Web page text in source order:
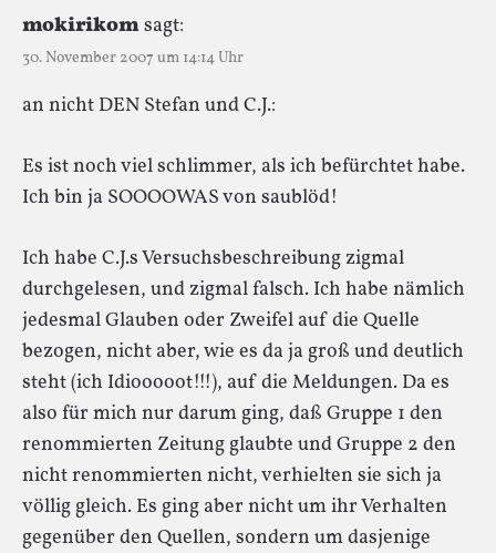
mokirikomsagt:
30. November 2007 um 14:14 Uhr
an nicht DEN Stefan und C.J.:
Es ist noch viel schlimmer, als ich befürchtet habe.
Ich bin ja SOOOOWAS von saublöd!
Ich habe C.J.s Versuchsbeschreibung zigmal
durchgelesen, und zigmal falsch. Ich habe nämlich
jedesmal Glauben oder Zweifel auf die Quelle
bezogen, nicht aber, wie es da ja groß und deutlich
steht (ich Idiooooot!!!), auf die Meldungen. Da es
also für mich nur darum ging, daß Gruppe 1 den
renommierten Zeitung glaubte und Gruppe 2 den
nicht renommierten nicht, verhielten sie sich ja
völlig gleich. Es ging aber nicht um ihr Verhalten
gegenüber den Quellen, sondern um dasjenige